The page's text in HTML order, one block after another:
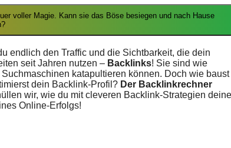
endlich den Traffic und die Sichtbarkeit, die dein
seit Jahren nutzen – Backlinks! Sie sind wie
katapultieren können. Doch wie baust
dein Backlink-Profil? Der Backlinkrechner
wir, wie du mit cleveren Backlink-Strategien deine
Online-Erfolgs!